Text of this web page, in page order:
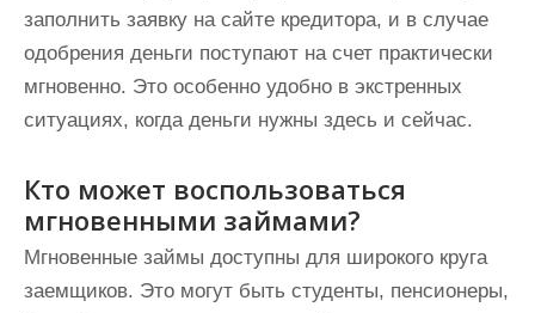
заполнить заявку на сайте кредитора, и в случае
одобрения деньги поступают на счет практически
мгновенно. Это особенно удобно в экстренных
ситуациях, когда деньги нужны здесь и сейчас.
Кто может воспользоваться
мгновенными займами?
Мгновенные займы доступны для широкого круга
заемщиков. Это могут быть студенты, пенсионеры,